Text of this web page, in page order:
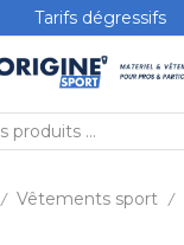
Tarifs dégressifs
/ Vêtements sport /